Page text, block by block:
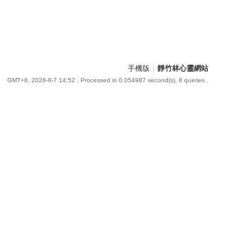
手機版 靜竹林心靈網站
GMT+8, 2026-8-7 14:52 , Processed in 0.054987 second(s), 8 queries .